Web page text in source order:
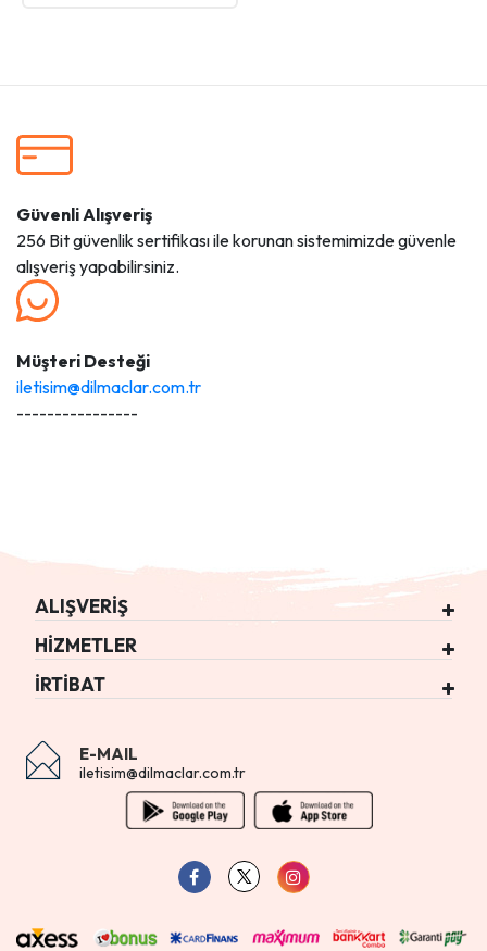
Güvenli Alışveriş
256 Bit güvenlik sertifikası ile korunan sistemimizde güvenle
alışveriş yapabilirsiniz.
Müşteri Desteği
iletisim@dilmaclar.com.tr
----------------
ALIŞVERİŞ
HİZMETLER
İRTİBAT
E-MAIL
iletisim@dilmaclar.com.tr